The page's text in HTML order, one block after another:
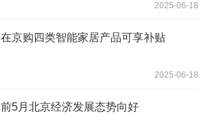
2025-06-18
在京购四类智能家居产品可享补贴
2025-06-18
前5月北京经济发展态势向好